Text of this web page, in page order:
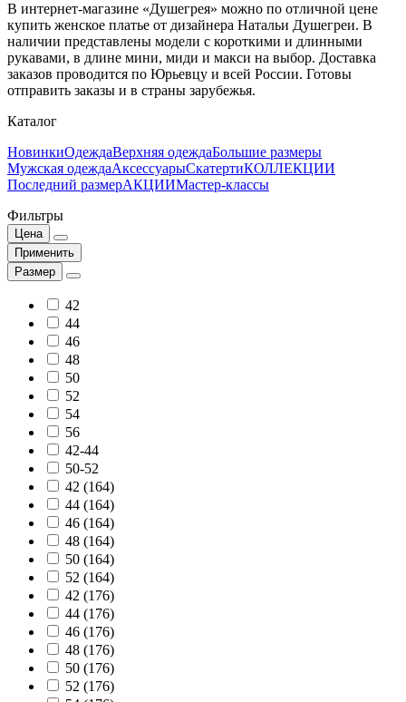
В интернет-магазине «Душегрея» можно по отличной цене
купить женское платье от дизайнера Натальи Душегреи. В
наличии представлены модели с короткими и длинными
рукавами, в длине мини, миди и макси на выбор. Доставка
заказов проводится по Юрьевцу и всей России. Готовы
отправить заказы и в страны зарубежья.
Каталог
НовинкиОдеждаВерхняя одеждаБольшие размеры
Мужская одеждаАксессуарыСкатертиКОЛЛЕКЦИИ
Последний размерАКЦИИМастер-классы
Фильтры
Цена
Применить
Размер
42
44
46
48
50
52
54
56
42-44
50-52
42 (164)
44 (164)
46 (164)
48 (164)
50 (164)
52 (164)
42 (176)
44 (176)
46 (176)
48 (176)
50 (176)
52 (176)